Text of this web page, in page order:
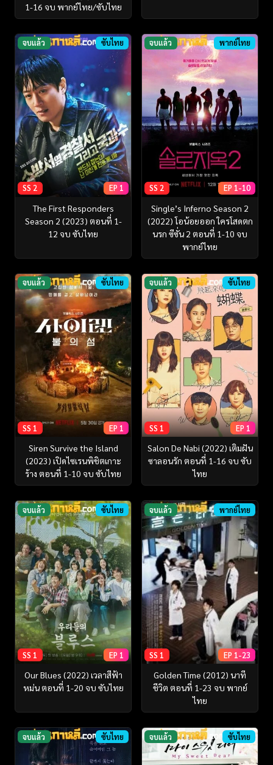
1-16 จบ พากย์ไทย/ซับไทย
จบแล้ว ซับไทย
SS 2 EP 1
The First Responders
Season 2 (2023) ตอนที่ 1-
12 จบ ซับไทย
จบแล้ว พากย์ไทย
SS 2 EP 1-10
Single’s Inferno Season 2
(2022) โอน้อยออก ใครโสดตก
นรก ซีซั่น 2 ตอนที่ 1-10 จบ
พากย์ไทย
จบแล้ว ซับไทย
SS 1 EP 1
Siren Survive the Island
(2023) เปิดไซเรนพิชิตเกาะ
ร้าง ตอนที่ 1-10 จบ ซับไทย
จบแล้ว ซับไทย
SS 1 EP 1
Salon De Nabi (2022) เติมฝัน
ซาลอนรัก ตอนที่ 1-16 จบ ซับ
ไทย
จบแล้ว ซับไทย
SS 1 EP 1
Our Blues (2022) เวลาสีฟ้า
หม่น ตอนที่ 1-20 จบ ซับไทย
จบแล้ว พากย์ไทย
SS 1 EP 1-23
Golden Time (2012) นาที
ชีวิต ตอนที่ 1-23 จบ พากย์
ไทย
จบแล้ว ซับไทย จบแล้ว ซับไทย